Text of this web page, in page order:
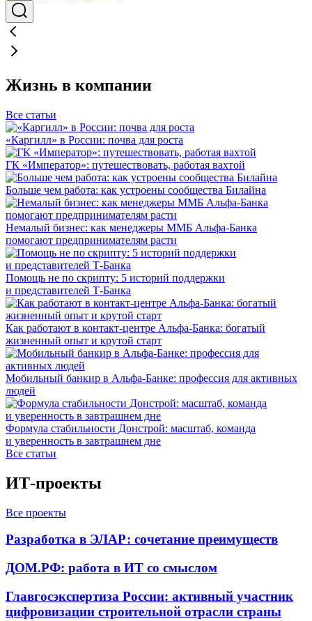
Жизнь в компании
Все статьи
«Каргилл» в России: почва для роста
ГК «Император»: путешествовать, работая вахтой
Больше чем работа: как устроены сообщества Билайна
Немалый бизнес: как менеджеры ММБ Альфа-Банка
помогают предпринимателям расти
Помощь не по скрипту: 5 историй поддержки
и представителей Т-Банка
Как работают в контакт-центре Альфа-Банка: богатый
жизненный опыт и крутой старт
Мобильный банкир в Альфа-Банке: профессия для активных
людей
Формула стабильности Донстрой: масштаб, команда
и уверенность в завтрашнем дне
Все статьи
ИТ-проекты
Все проекты
Разработка в ЭЛАР: сочетание преимуществ
ДОМ.РФ: работа в ИТ со смыслом
Главгосэкспертиза России: активный участник
цифровизации строительной отрасли страны